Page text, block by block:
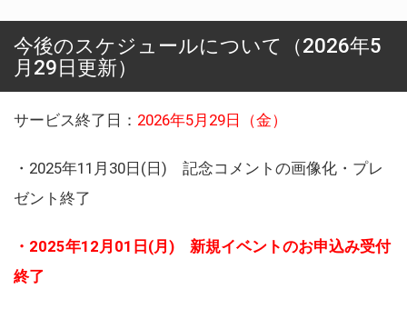
今後のスケジュールについて（2026年5
月29日更新）
サービス終了日： 2026年5月29日（金）
・2025年11月30日(日) 記念コメントの画像化・プレ
ゼント終了
・2025年12月01日(月) 新規イベントのお申込み受付
終了